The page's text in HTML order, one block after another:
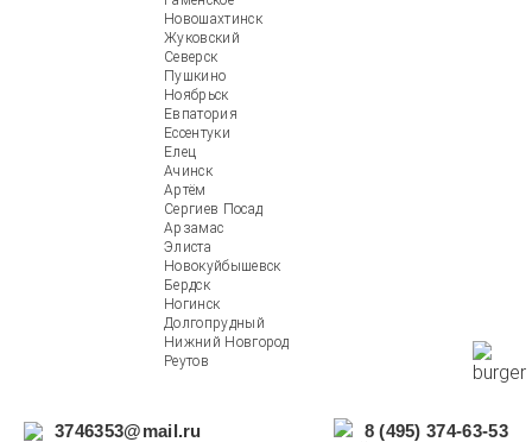
Новошахтинск
Жуковский
Северск
Пушкино
Ноябрьск
Евпатория
Ессентуки
Елец
Ачинск
Артём
Сергиев Посад
Арзамас
Элиста
Новокуйбышевск
Бердск
Ногинск
Долгопрудный
Нижний Новгород
Реутов
3746353@mail.ru 8 (495) 374-63-53